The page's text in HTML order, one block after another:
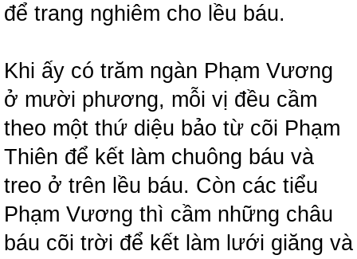
để trang nghiêm cho lều báu.
Khi ấy có trăm ngàn Phạm Vương
ở mười phương, mỗi vị đều cầm
theo một thứ diệu bảo từ cõi Phạm
Thiên để kết làm chuông báu và
treo ở trên lều báu. Còn các tiểu
Phạm Vương thì cầm những châu
báu cõi trời để kết làm lưới giăng và